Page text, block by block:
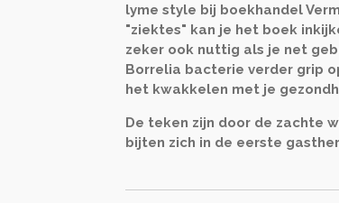
lyme style bij boekhandel
"ziektes" kan je het boek
zeker ook nuttig als je net
Borrelia bacterie verder grip
het kwakkelen met je
De teken zijn door de zachte
bijten zich in de eerste